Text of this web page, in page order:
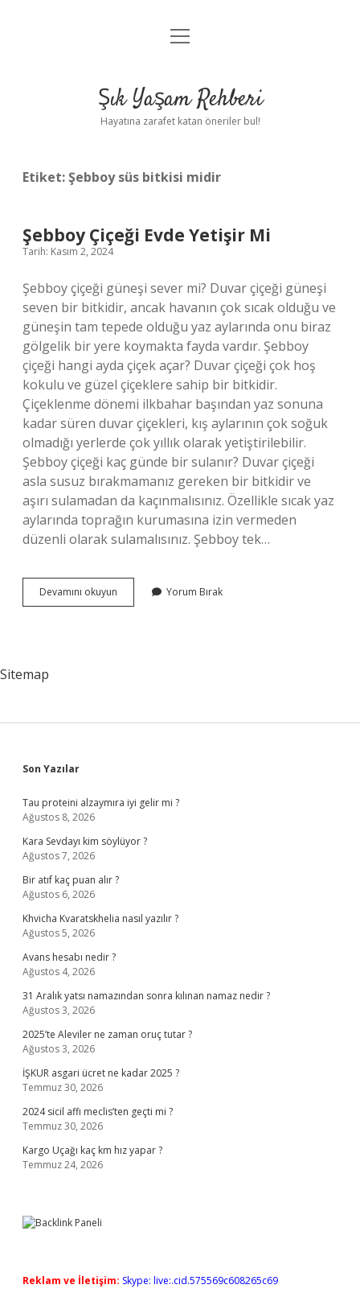
Anasayfa
Yasal Uyarı
menüyü
Şık Yaşam Rehberi
Hayatına zarafet katan öneriler bul!
Etiket:Şebboy süs bitkisi midir
Şebboy Çiçeği Evde Yetişir Mi
Tarih: Kasım 2, 2024
Şebboy çiçeği güneşi sever mi? Duvar çiçeği güneşi
seven bir bitkidir, ancak havanın çok sıcak olduğu ve
güneşin tam tepede olduğu yaz aylarında onu biraz
gölgelik bir yere koymakta fayda vardır. Şebboy
çiçeği hangi ayda çiçek açar? Duvar çiçeği çok hoş
kokulu ve güzel çiçeklere sahip bir bitkidir.
Çiçeklenme dönemi ilkbahar başından yaz sonuna
kadar süren duvar çiçekleri, kış aylarının çok soğuk
olmadığı yerlerde çok yıllık olarak yetiştirilebilir.
Şebboy çiçeği kaç günde bir sulanır? Duvar çiçeği
asla susuz bırakmamanız gereken bir bitkidir ve
aşırı sulamadan da kaçınmalısınız. Özellikle sıcak yaz
aylarında toprağın kurumasına izin vermeden
düzenli olarak sulamalısınız. Şebboy tek…
Devamını okuyun
Çiçeği
Yorum Bırak
Sitemap
Sidebar
Son Yazılar
Tau proteini alzaymıra iyi gelir mi ?
Ağustos 8, 2026
Kara Sevdayı kim söylüyor ?
Ağustos 7, 2026
Bir atıf kaç puan alır ?
Ağustos 6, 2026
Khvicha Kvaratskhelia nasıl yazılır ?
Ağustos 5, 2026
Avans hesabı nedir ?
Ağustos 4, 2026
31 Aralık yatsı namazından sonra kılınan namaz nedir ?
Ağustos 3, 2026
2025’te Aleviler ne zaman oruç tutar ?
Ağustos 3, 2026
İŞKUR asgari ücret ne kadar 2025 ?
Temmuz 30, 2026
2024 sicil affı meclis’ten geçti mi ?
Temmuz 30, 2026
Kargo Uçağı kaç km hız yapar ?
Temmuz 24, 2026
Reklam ve İletişim: Skype: live:.cid.575569c608265c69